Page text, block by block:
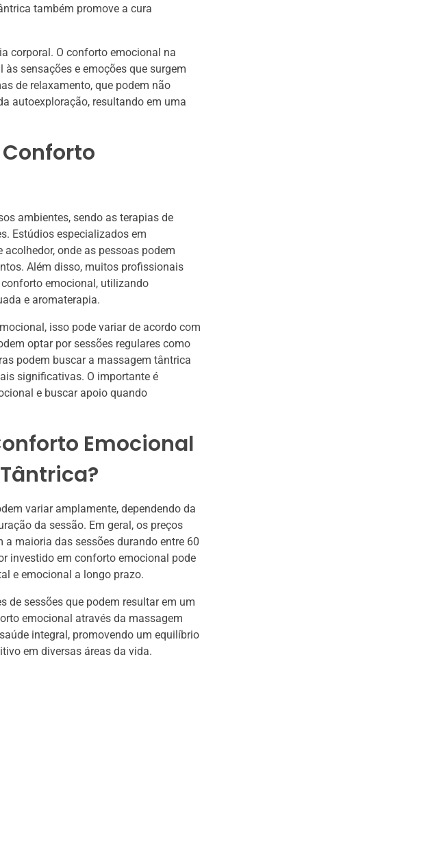
também promove a cura
corporal. O conforto emocional na
sensações e emoções que surgem
de relaxamento, que podem não
autoexploração, resultando em uma
ambientes, sendo as terapias de
Estúdios especializados em
onde as pessoas podem
Além disso, muitos profissionais
emocional, utilizando
e aromaterapia.
isso pode variar de acordo com
optar por sessões regulares como
podem buscar a massagem tântrica
significativas. O importante é
e buscar apoio quando
Emocional
variar amplamente, dependendo da
da sessão. Em geral, os preços
a maioria das sessões durando entre 60
investido em conforto emocional pode
e emocional a longo prazo.
de sessões que podem resultar em um
emocional através da massagem
integral, promovendo um equilíbrio
em diversas áreas da vida.